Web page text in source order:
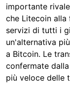
importante
che Litecoin alla
servizi di tutti i
un'alternativa
a Bitcoin. Le
confermate
più veloce delle